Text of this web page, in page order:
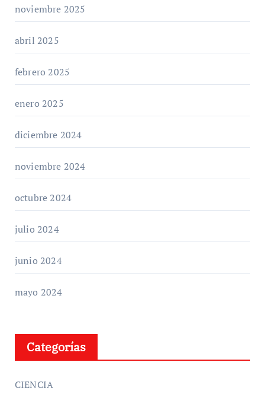
noviembre 2025
abril 2025
febrero 2025
enero 2025
diciembre 2024
noviembre 2024
octubre 2024
julio 2024
junio 2024
mayo 2024
Categorías
CIENCIA